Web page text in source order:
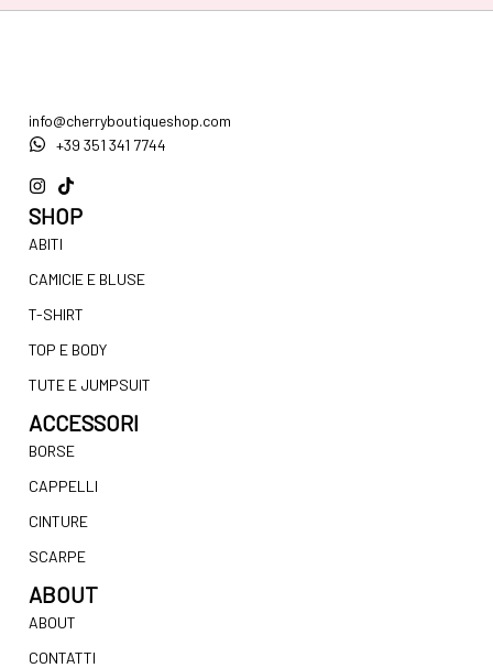
info@cherryboutiqueshop.com
+39 351 341 7744
SHOP
ABITI
CAMICIE E BLUSE
T-SHIRT
TOP E BODY
TUTE E JUMPSUIT
ACCESSORI
BORSE
CAPPELLI
CINTURE
SCARPE
ABOUT
ABOUT
CONTATTI